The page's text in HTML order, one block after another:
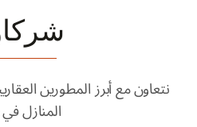
نتعاون مع أبرز المطورين
المنازل